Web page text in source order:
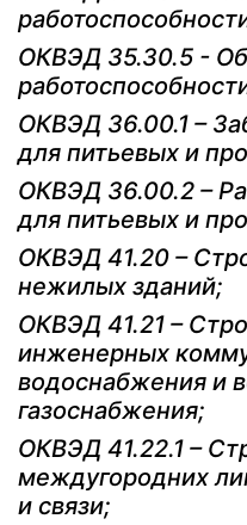
ОКВЭД 35.30.5 -
ОКВЭД 36.00.1 –
для питьевых и
ОКВЭД 36.00.2 –
для питьевых и
ОКВЭД 41.20 –
нежилых зданий;
ОКВЭД 41.21 –
инженерных
водоснабжения и
газоснабжения;
ОКВЭД 41.22.1 –
междугородних
и связи;